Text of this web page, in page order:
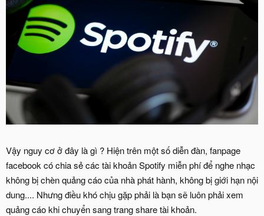
Vậy nguy cơ ở đây là gì ? Hiện trên một số diễn đàn, fanpage
facebook có chia sẻ các tài khoản Spotify miễn phí để nghe nhạc
không bị chèn quảng cáo của nhà phát hành, không bị giới hạn nội
dung.... Nhưng điều khó chịu gặp phải là bạn sẽ luôn phải xem
quảng cáo khi chuyển sang trang share tài khoản.